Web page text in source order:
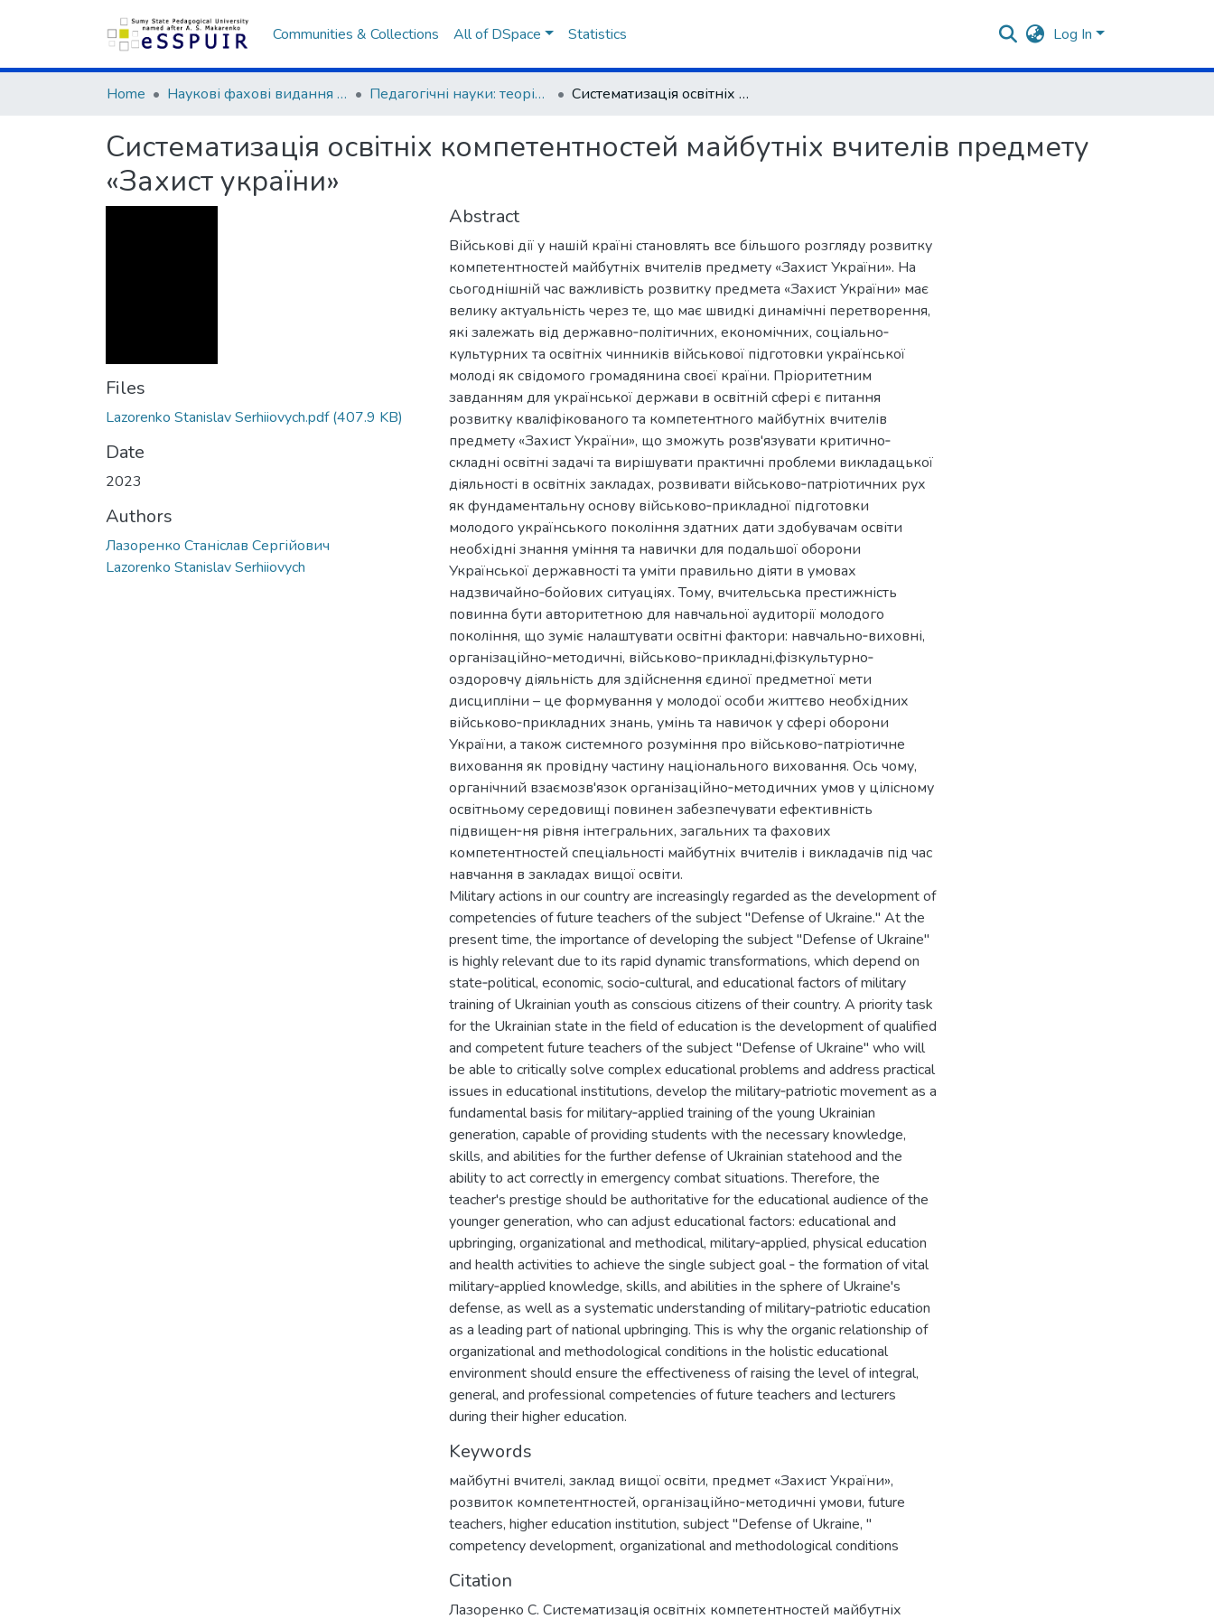
Communities & Collections All of DSpace Statistics Log In
Home Наукові фахові видання СумДПУ Педагогічні науки: теорія, історія, інноваційні технології Систематизація освітніх компетентностей майбутніх вчителів предмету «Захист україни»
Систематизація освітніх компетентностей майбутніх вчителів предмету
«Захист україни»
Files
Lazorenko Stanislav Serhiiovych.pdf(407.9 KB)
Date
2023
Authors
Лазоренко Станіслав Сергійович
Lazorenko Stanislav Serhiiovych
Abstract
Військові дії у нашій країні становлять все більшого розгляду розвитку
компетентностей майбутніх вчителів предмету «Захист України». На
сьогоднішній час важливість розвитку предмета «Захист України» має
велику актуальність через те, що має швидкі динамічні перетворення,
які залежать від державно‐політичних, економічних, соціально‐
культурних та освітніх чинників військової підготовки української
молоді як свідомого громадянина своєї країни. Пріоритетним
завданням для української держави в освітній сфері є питання
розвитку кваліфікованого та компетентного майбутніх вчителів
предмету «Захист України», що зможуть розв'язувати критично‐
складні освітні задачі та вирішувати практичні проблеми викладацької
діяльності в освітніх закладах, розвивати військово‐патріотичних рух
як фундаментальну основу військово‐прикладної підготовки
молодого українського покоління здатних дати здобувачам освіти
необхідні знання уміння та навички для подальшої оборони
Української державності та уміти правильно діяти в умовах
надзвичайно‐бойових ситуаціях. Тому, вчительська престижність
повинна бути авторитетною для навчальної аудиторії молодого
покоління, що зуміє налаштувати освітні фактори: навчально‐виховні,
організаційно‐методичні, військово‐прикладні,фізкультурно‐
оздоровчу діяльність для здійснення єдиної предметної мети
дисципліни – це формування у молодої особи життєво необхідних
військово‐прикладних знань, умінь та навичок у сфері оборони
України, а також системного розуміння про військово‐патріотичне
виховання як провідну частину національного виховання. Ось чому,
органічний взаємозв'язок організаційно‐методичних умов у цілісному
освітньому середовищі повинен забезпечувати ефективність
підвищен‐ня рівня інтегральних, загальних та фахових
компетентностей спеціальності майбутніх вчителів і викладачів під час
навчання в закладах вищої освіти.
Military actions in our country are increasingly regarded as the development of
competencies of future teachers of the subject "Defense of Ukraine." At the
present time, the importance of developing the subject "Defense of Ukraine"
is highly relevant due to its rapid dynamic transformations, which depend on
state‐political, economic, socio‐cultural, and educational factors of military
training of Ukrainian youth as conscious citizens of their country. A priority task
for the Ukrainian state in the field of education is the development of qualified
and competent future teachers of the subject "Defense of Ukraine" who will
be able to critically solve complex educational problems and address practical
issues in educational institutions, develop the military‐patriotic movement as a
fundamental basis for military‐applied training of the young Ukrainian
generation, capable of providing students with the necessary knowledge,
skills, and abilities for the further defense of Ukrainian statehood and the
ability to act correctly in emergency combat situations. Therefore, the
teacher's prestige should be authoritative for the educational audience of the
younger generation, who can adjust educational factors: educational and
upbringing, organizational and methodical, military‐applied, physical education
and health activities to achieve the single subject goal ‐ the formation of vital
military‐applied knowledge, skills, and abilities in the sphere of Ukraine's
defense, as well as a systematic understanding of military‐patriotic education
as a leading part of national upbringing. This is why the organic relationship of
organizational and methodological conditions in the holistic educational
environment should ensure the effectiveness of raising the level of integral,
general, and professional competencies of future teachers and lecturers
during their higher education.
Keywords
майбутні вчителі, заклад вищої освіти, предмет «Захист України»,
розвиток компетентностей, організаційно‐методичні умови, future
teachers, higher education institution, subject "Defense of Ukraine, "
competency development, organizational and methodological conditions
Citation
Лазоренко С. Систематизація освітніх компетентностей майбутніх